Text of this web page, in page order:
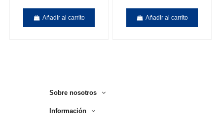
Añadir al carrito Añadir al carrito
Sobre nosotros
Información